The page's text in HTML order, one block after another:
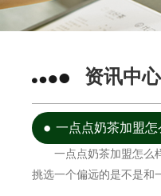
资讯中心
一点点奶茶加盟
一点点奶茶加盟怎么
挑选一个偏远的是不是和